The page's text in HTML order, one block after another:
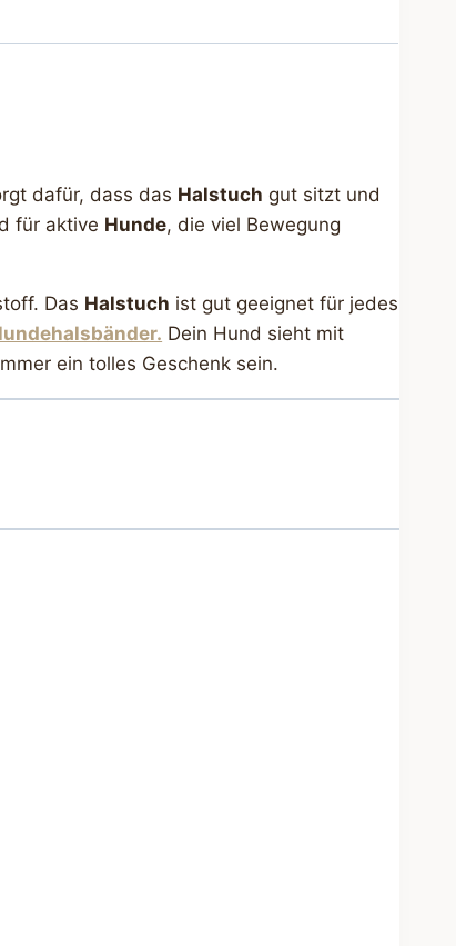
dafür, dass das Halstuch gut sitzt und
für aktive Hunde, die viel Bewegung
Das Halstuch ist gut geeignet für jedes
Dein Hund sieht mit
ein tolles Geschenk sein.